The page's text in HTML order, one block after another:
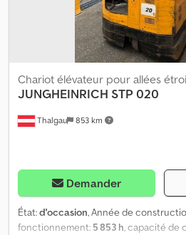
Thalgau 853 km
Chariot élévateur pour allées
JUNGHEINRICH STP 020
Demander
État:d'occasion, Année de
fonctionnement: 5 853 h, capacité de